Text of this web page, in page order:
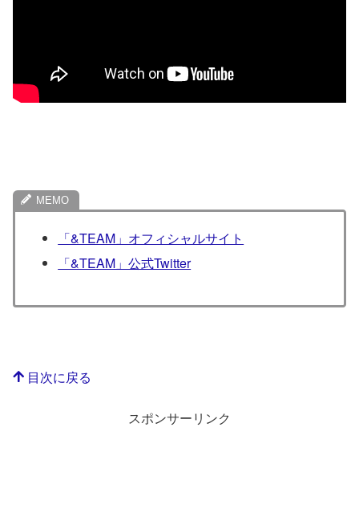
「&TEAM」オフィシャルサイト
「&TEAM」公式Twitter
目次に戻る
スポンサーリンク